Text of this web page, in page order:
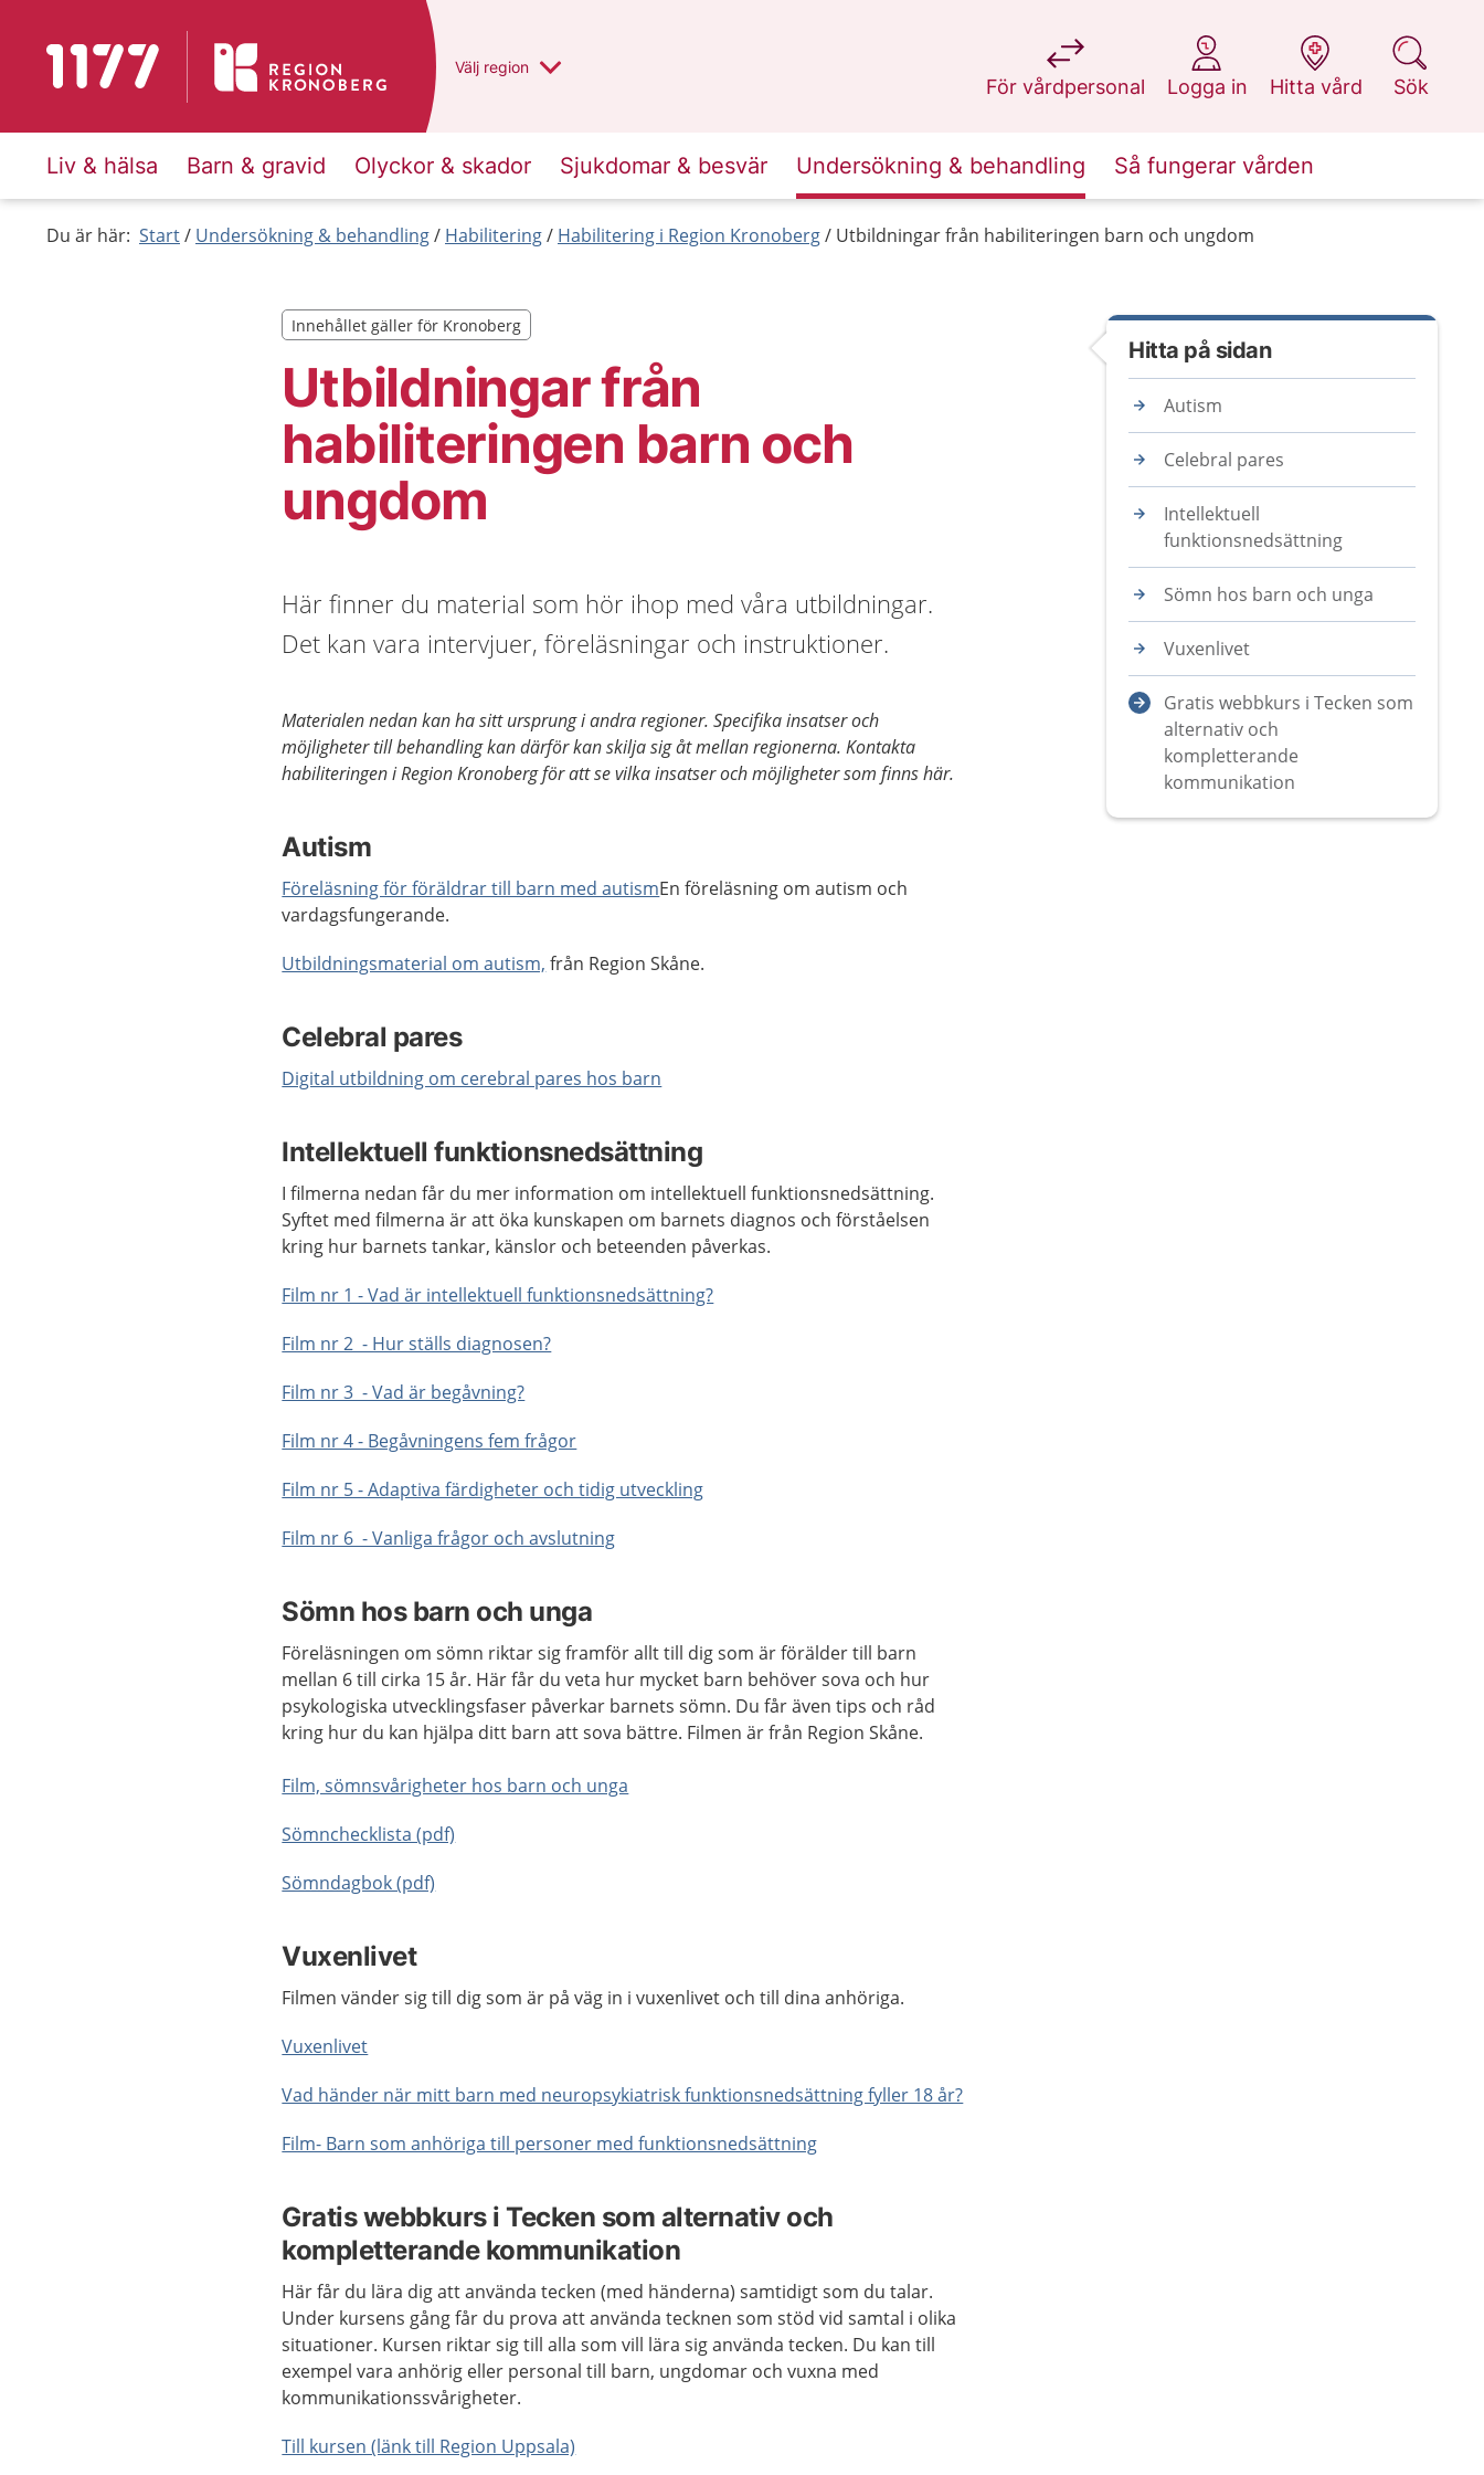
Till startsidan för 1177 Du har valt region
Välj en annan
region
För vårdpersonal
på 1177.se
Logga in
på 1177.se
Hitta vård
på 1177.se
Sök
på 1177.se
Liv & hälsa Barn & gravid Olyckor & skador Sjukdomar & besvär Undersökning & behandling Så fungerar vården
Du är här: Start Undersökning & behandling Habilitering Habilitering i Region Kronoberg Utbildningar från habiliteringen barn och ungdom
Utbildningar från
habiliteringen barn och
ungdom
Innehållet gäller för Kronoberg
Innehållet gäller för Kronoberg
Här finner du material som hör ihop med våra utbildningar.
Det kan vara intervjuer, föreläsningar och instruktioner.
Materialen nedan kan ha sitt ursprung i andra regioner. Specifika insatser och
möjligheter till behandling kan därför kan skilja sig åt mellan regionerna. Kontakta
habiliteringen i Region Kronoberg för att se vilka insatser och möjligheter som finns här.
Autism
Föreläsning för föräldrar till barn med autismEn föreläsning om autism och
vardagsfungerande.
Utbildningsmaterial om autism, från Region Skåne.
Celebral pares
Digital utbildning om cerebral pares hos barn
Intellektuell funktionsnedsättning
I filmerna nedan får du mer information om intellektuell funktionsnedsättning.
Syftet med filmerna är att öka kunskapen om barnets diagnos och förståelsen
kring hur barnets tankar, känslor och beteenden påverkas.
Film nr 1 - Vad är intellektuell funktionsnedsättning?
Film nr 2 - Hur ställs diagnosen?
Film nr 3 - Vad är begåvning?
Film nr 4 - Begåvningens fem frågor
Film nr 5 - Adaptiva färdigheter och tidig utveckling
Film nr 6 - Vanliga frågor och avslutning
Sömn hos barn och unga
Föreläsningen om sömn riktar sig framför allt till dig som är förälder till barn
mellan 6 till cirka 15 år. Här får du veta hur mycket barn behöver sova och hur
psykologiska utvecklingsfaser påverkar barnets sömn. Du får även tips och råd
kring hur du kan hjälpa ditt barn att sova bättre. Filmen är från Region Skåne.
Film, sömnsvårigheter hos barn och unga
Sömnchecklista (pdf)
Sömndagbok (pdf)
Vuxenlivet
Filmen vänder sig till dig som är på väg in i vuxenlivet och till dina anhöriga.
Vuxenlivet
Vad händer när mitt barn med neuropsykiatrisk funktionsnedsättning fyller 18 år?
Film- Barn som anhöriga till personer med funktionsnedsättning
Gratis webbkurs i Tecken som alternativ och
kompletterande kommunikation
Här får du lära dig att använda tecken (med händerna) samtidigt som du talar.
Under kursens gång får du prova att använda tecknen som stöd vid samtal i olika
situationer. Kursen riktar sig till alla som vill lära sig använda tecken. Du kan till
exempel vara anhörig eller personal till barn, ungdomar och vuxna med
kommunikationssvårigheter.
Till kursen (länk till Region Uppsala)
Hitta på sidan
Autism
Celebral pares
Intellektuell
funktionsnedsättning
Sömn hos barn och unga
Vuxenlivet
Gratis webbkurs i Tecken som
alternativ och
kompletterande
kommunikation